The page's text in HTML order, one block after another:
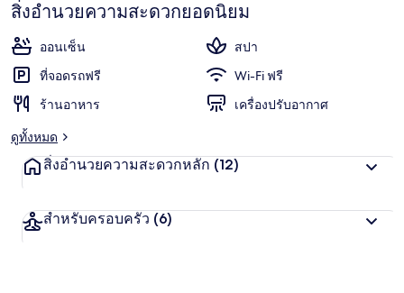
สิ่งอำนวยความสะดวกยอดนิยม
ออนเซ็น
สปา
ที่จอดรถฟรี
Wi-Fi ฟรี
ร้านอาหาร
เครื่องปรับอากาศ
ดูทั้งหมด
สิ่งอำนวยความสะดวกหลัก (12)
สำหรับครอบครัว (6)